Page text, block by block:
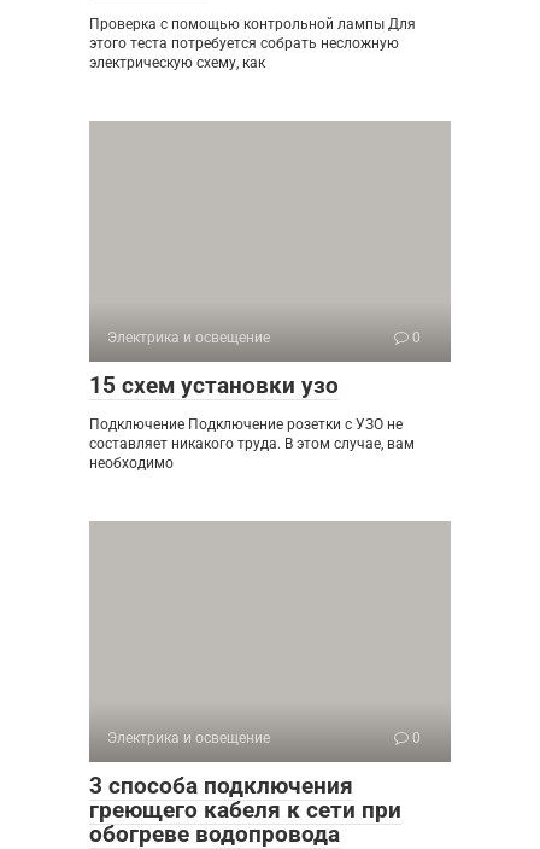
Проверка с помощью контрольной лампы Для
этого теста потребуется собрать несложную
электрическую схему, как
Электрика и освещение 0
15 схем установки узо
Подключение Подключение розетки с УЗО не
составляет никакого труда. В этом случае, вам
необходимо
Электрика и освещение 0
3 способа подключения
греющего кабеля к сети при
обогреве водопровода